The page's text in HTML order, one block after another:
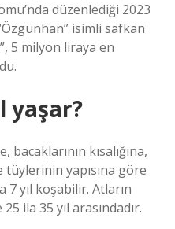
düzenlediği 2023
“Özgünhan” isimli safkan
5 milyon liraya en
yaşar?
kısalığına,
yapısına göre
yıl koşabilir. Atların
ila 35 yıl arasındadır.